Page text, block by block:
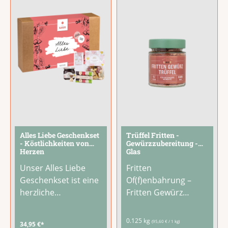
Erlebnis für Trüffel-
Liebhaber.Besonders
aromatisch...
Alles Liebe Geschenkset
- Köstlichkeiten von
Herzen
Unser Alles Liebe
Geschenkset ist eine
herzliche
34,95 €*
Trüffel Fritten -
Gewürzzubereitung -
Glas
Fritten
Of(f)enbahrung –
Fritten Gewürz
kommt von LAUX. Ob
0.125 kg (95,60 € / 1 kg)